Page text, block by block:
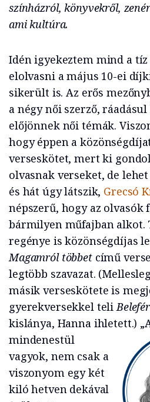
színházról, könyvekről,
ami kultúra.
Idén igyekeztem mind a
elolvasni a május 10-ei
sikerült is. Az erős
a négy női szerző,
előjönnek női témák.
hogy éppen a
verseskötet, mert ki
olvasnak verseket, de
és hát úgy látszik, Grecsó
népszerű, hogy az olvasók
bármilyen műfajban alkot.
regénye is közönségdíjas
Magamról többetcímű
legtöbb szavazat.
másik verseskötete is
gyerekversekkel teli
kislánya, Hanna ihletett.)
mindenestül
vagyok, nem csak a
viszonyom egy két
kiló hetven dekával